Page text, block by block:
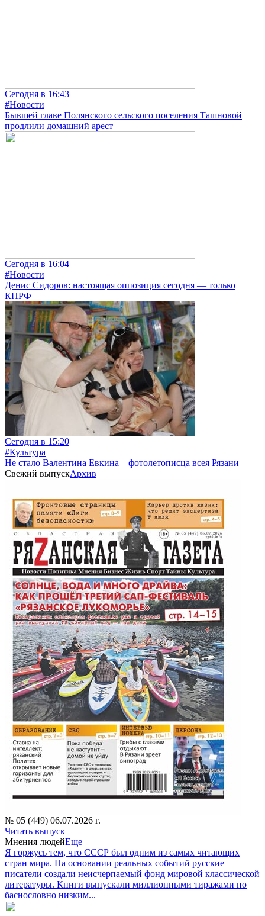
Сегодня в 16:43
#Новости
Бывшей главе Полянского сельского поселения Ташновой
продлили домашний арест
Сегодня в 16:04
#Новости
Денис Сидоров: настоящая оппозиция сегодня — только
КПРФ
Сегодня в 15:20
#Культура
Не стало Валентина Евкина – фотолетописца всея Рязани
Свежий выпускАрхив
№ 05 (449) 06.07.2026 г.
Читать выпуск
Мнения людейЕще
Я горжусь тем, что СССР был одним из самых читающих
стран мира. На основании реальных событий русские
писатели создали неисчерпаемый фонд мировой классической
литературы. Книги выпускали миллионными тиражами по
баснословно низким...